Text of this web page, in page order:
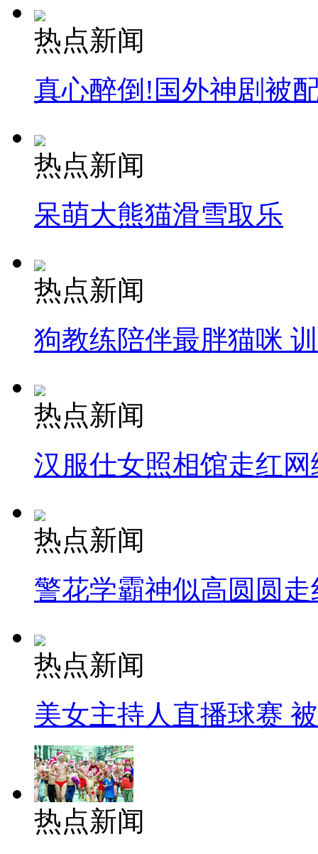
热点新闻
真心醉倒!国外神剧被
热点新闻
呆萌大熊猫滑雪取乐
热点新闻
狗教练陪伴最胖猫咪
热点新闻
汉服仕女照相馆走红网
热点新闻
警花学霸神似高圆圆走
热点新闻
美女主持人直播球赛
热点新闻